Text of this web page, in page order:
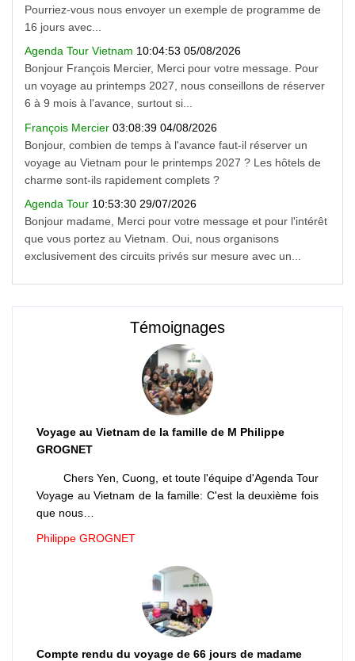
Pourriez-vous nous envoyer un exemple de programme de
16 jours avec...
Agenda Tour Vietnam 10:04:53 05/08/2026
Bonjour François Mercier, Merci pour votre message. Pour
un voyage au printemps 2027, nous conseillons de réserver
6 à 9 mois à l'avance, surtout si...
François Mercier 03:08:39 04/08/2026
Bonjour, combien de temps à l'avance faut-il réserver un
voyage au Vietnam pour le printemps 2027 ? Les hôtels de
charme sont-ils rapidement complets ?
Agenda Tour 10:53:30 29/07/2026
Bonjour madame, Merci pour votre message et pour l'intérêt
que vous portez au Vietnam. Oui, nous organisons
exclusivement des circuits privés sur mesure avec un...
Témoignages
Voyage au Vietnam de la famille de M Philippe
GROGNET
Chers Yen, Cuong, et toute l'équipe d'Agenda Tour
Voyage au Vietnam de la famille: C'est la deuxième fois
que nous…
Philippe GROGNET
Compte rendu du voyage de 66 jours de madame